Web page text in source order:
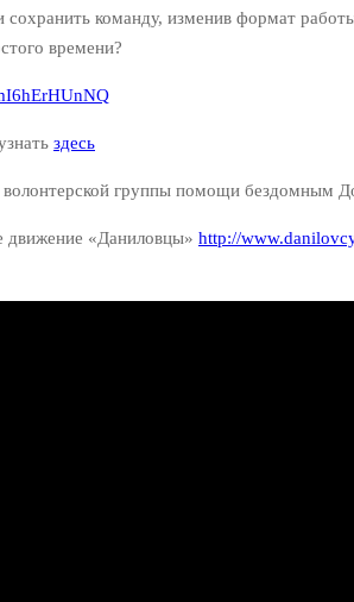
сохранить команду, изменив формат
времени?
здесь
группы помощи бездомным
движение «Даниловцы» http://